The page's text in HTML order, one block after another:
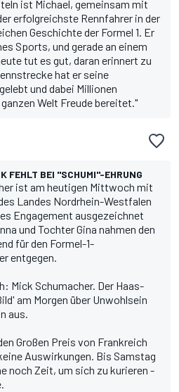
ist Michael, gemeinsam mit
erfolgreichste Rennfahrer in der
Geschichte der Formel 1. Er
Sports, und gerade an einem
tut es gut, daran erinnert zu
hat er seine
und dabei Millionen
Welt Freude bereitet."
FEHLT BEI "SCHUMI"-EHRUNG
ist am heutigen Mittwoch mit
Landes Nordrhein-Westfalen
Engagement ausgezeichnet
und Tochter Gina nahmen den
für den Formel-1-
entgegen.
Mick Schumacher. Der Haas-
am Morgen über Unwohlsein
aus.
Großen Preis von Frankreich
Auswirkungen. Bis Samstag
noch Zeit, um sich zu kurieren -